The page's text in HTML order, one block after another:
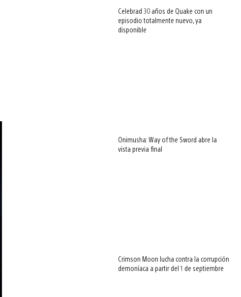
Celebrad 30 años de Quake con un
episodio totalmente nuevo, ya
disponible
Onimusha: Way of the Sword abre la
vista previa final
Crimson Moon lucha contra la corrupción
demoníaca a partir del 1 de septiembre